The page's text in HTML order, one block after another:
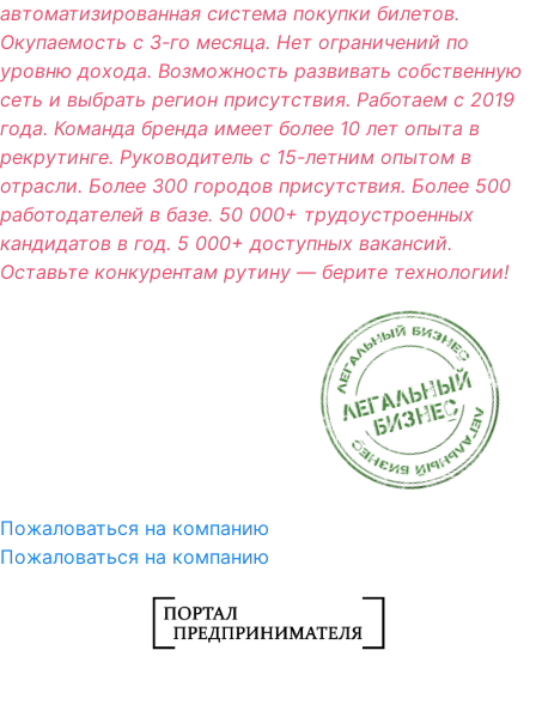
автоматизированная система покупки билетов.
Окупаемость с 3-го месяца. Нет ограничений по
уровню дохода. Возможность развивать собственную
сеть и выбрать регион присутствия. Работаем с 2019
года. Команда бренда имеет более 10 лет опыта в
рекрутинге. Руководитель с 15-летним опытом в
отрасли. Более 300 городов присутствия. Более 500
работодателей в базе. 50 000+ трудоустроенных
кандидатов в год. 5 000+ доступных вакансий.
Оставьте конкурентам рутину — берите технологии!
Пожаловаться на компанию
Пожаловаться на компанию